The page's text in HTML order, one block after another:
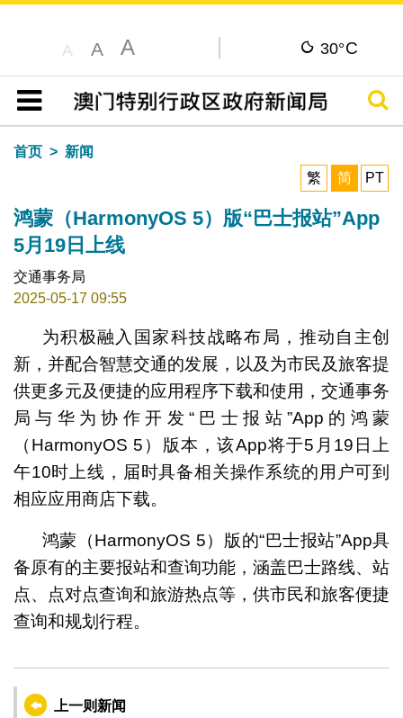
A A A 30°C
目录
搜寻
首页
新闻
繁
简 PT
鸿蒙（HarmonyOS 5）版“巴士报站”App
5月19日上线
交通事务局
2025-05-17 09:55
为积极融入国家科技战略布局，推动自主创
新，并配合智慧交通的发展，以及为市民及旅客提
供更多元及便捷的应用程序下载和使用，交通事务
局与华为协作开发“巴士报站”App的鸿蒙
（HarmonyOS 5）版本，该App将于5月19日上
午10时上线，届时具备相关操作系统的用户可到
相应应用商店下载。
鸿蒙（HarmonyOS 5）版的“巴士报站”App具
备原有的主要报站和查询功能，涵盖巴士路线、站
点、点对点查询和旅游热点等，供市民和旅客便捷
查询和规划行程。
上一则新闻